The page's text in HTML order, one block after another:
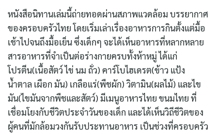
หนังสือนิทานเล่มนี้ถ่ายทอดผ่านสภาพแวดล้อม บรรยากาศ
ของครอบครัวไทย โดยเริ่มเล่าเรื่องอาหารการกินตั้งแต่มื้อ
เช้าไปจนถึงมื้อเย็น ซึ่งเด็กๆ จะได้เห็นอาหารที่หลากหลาย
สารอาหารที่จำเป็นต่อร่างกายครบทั้งห้าหมู่ ได้แก่
โปรตีน(เนื้อสัตว์ ไข่ นม ถั่ว) คาร์โบไฮเดรต(ข้าว แป้ง
น้ำตาล เผือก มัน) เกลือแร่(พืชผัก) วิตามิน(ผลไม้) และไข
มัน(ไขมันจากพืชและสัตว์) มีเมนูอาหารไทย ขนมไทย ที่
เชื่อมโยงกับชีวิตประจำวันของเด็ก และได้เห็นวิถีชีวิตของ
ผู้คนที่มักล้อมวงกันรับประทานอาหาร เป็นช่วงที่ครอบครัว